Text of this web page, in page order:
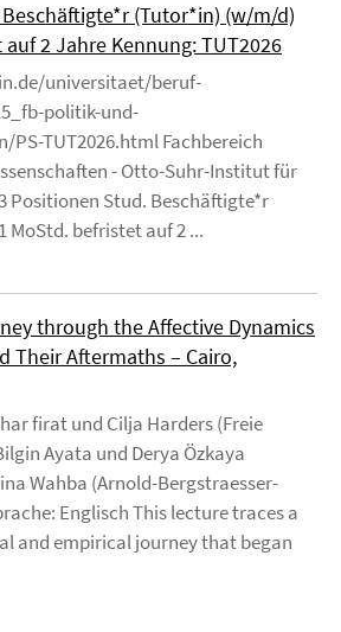
(Tutor*in) (w/m/d)
2 Jahre Kennung: TUT2026
universitaet/beruf-
politik-und-
PS-TUT2026.html Fachbereich
- Otto-Suhr-Institut für
Positionen Stud. Beschäftigte*r
befristet auf 2 ...
through the Affective Dynamics
Their Aftermaths – Cairo,
firat und Cilja Harders (Freie
Ayata und Derya Özkaya
Wahba (Arnold-Bergstraesser-
Englisch This lecture traces a
and empirical journey that began